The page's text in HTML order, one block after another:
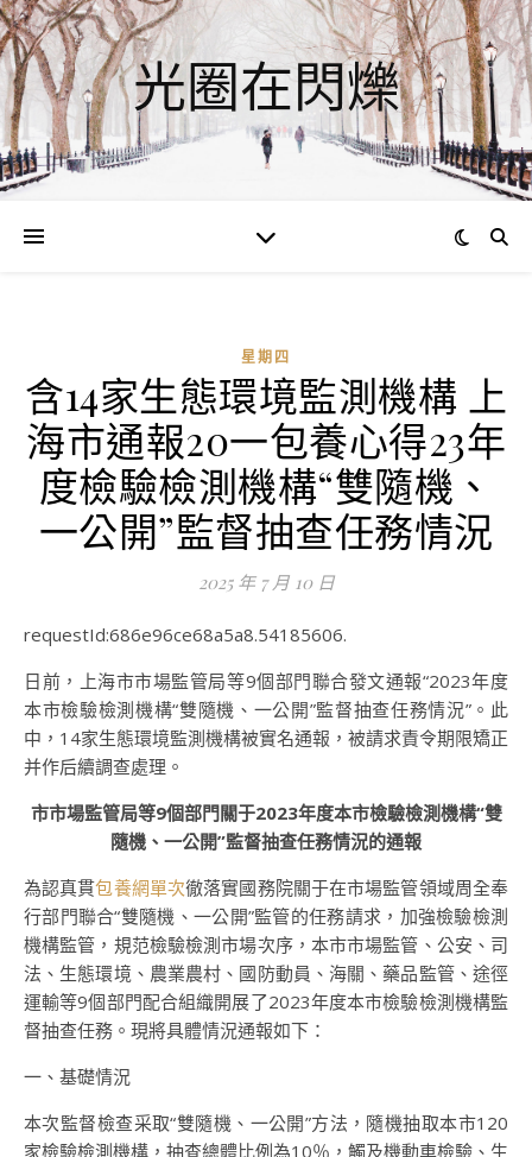
光圈在閃爍
星期四
含14家生態環境監測機構 上
海市通報20一包養心得23年
度檢驗檢測機構“雙隨機、
一公開”監督抽查任務情況
2025 年 7 月 10 日
requestId:686e96ce68a5a8.54185606.
日前，上海市市場監管局等9個部門聯合發文通報“2023年度
本市檢驗檢測機構“雙隨機、一公開”監督抽查任務情況”。此
中，14家生態環境監測機構被實名通報，被請求責令期限矯正
并作后續調查處理。
市市場監管局等9個部門關于2023年度本市檢驗檢測機構“雙
隨機、一公開”監督抽查任務情況的通報
為認真貫包養網單次徹落實國務院關于在市場監管領域周全奉
行部門聯合“雙隨機、一公開”監管的任務請求，加強檢驗檢測
機構監管，規范檢驗檢測市場次序，本市市場監管、公安、司
法、生態環境、農業農村、國防動員、海關、藥品監管、途徑
運輸等9個部門配合組織開展了2023年度本市檢驗檢測機構監
督抽查任務。現將具體情況通報如下：
一、基礎情況
本次監督檢查采取“雙隨機、一公開”方法，隨機抽取本市120
家檢驗檢測機構，抽查總體比例為10％，觸及機動車檢驗、生